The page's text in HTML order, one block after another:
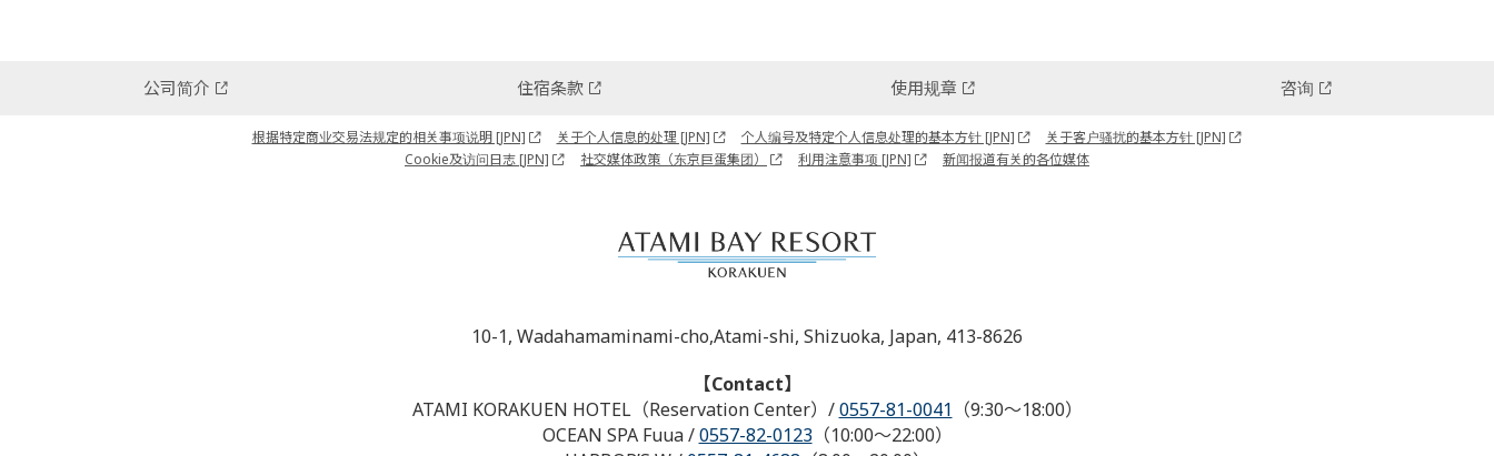
公司简介 住宿条款 使用规章 咨询
根据特定商业交易法规定的相关事项说明 [JPN] 关于个人信息的处理 [JPN] 个人编号及特定个人信息处理的基本方针 [JPN]
关于客户骚扰的基本方针 [JPN]
Cookie及访问日志 [JPN]
社交媒体政策（东京巨蛋集团） 利用注意事项 [JPN] 新闻报道有关的各位媒体
10-1, Wadahamaminami-cho,Atami-shi, Shizuoka, Japan, 413-8626
【Contact】
ATAMI KORAKUEN HOTEL（Reservation Center） / 0557-81-0041 （9:30～18:00）
OCEAN SPA Fuua/ 0557-82-0123（10:00～22:00）